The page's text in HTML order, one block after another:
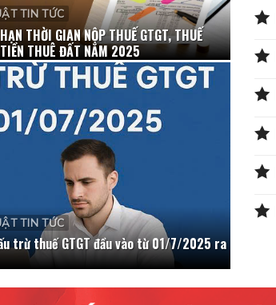
TIN TỨC
THỜI GIAN NỘP THUẾ GTGT, THUẾ
THUÊ ĐẤT NĂM 2025
TIN TỨC
trừ thuế GTGT đầu vào từ 01/7/2025 ra